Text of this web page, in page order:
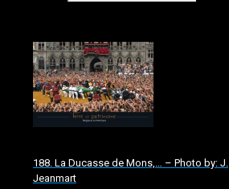
188. La Ducasse de Mons,… – Photo by: J.
Jeanmart